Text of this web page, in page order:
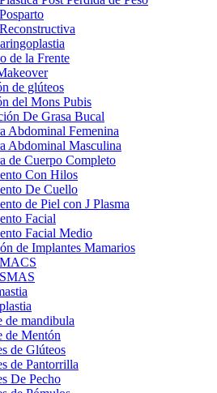
de la Frente
de glúteos
del Mons Pubis
De Grasa Bucal
Abdominal Femenina
Abdominal Masculina
de Cuerpo Completo
Con Hilos
De Cuello
de Piel con J Plasma
Facial
Facial Medio
de Implantes Mamarios
de mandibula
de Mentón
de Glúteos
de Pantorrilla
De Pecho